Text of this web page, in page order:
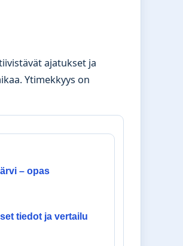
ajatukset ja
Ytimekkyys on
– opas
tiedot ja vertailu